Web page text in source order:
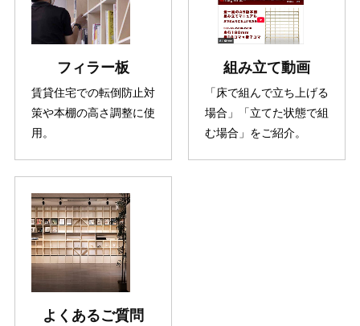
フィラー板
賃貸住宅での転倒防止対
策や本棚の高さ調整に使
用。
組み立て動画
「床で組んで立ち上げる
場合」「立てた状態で組
む場合」をご紹介。
よくあるご質問